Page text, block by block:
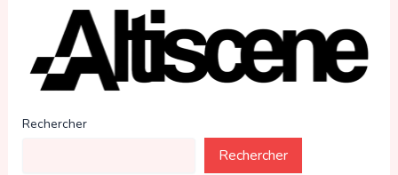
Rechercher
Rechercher